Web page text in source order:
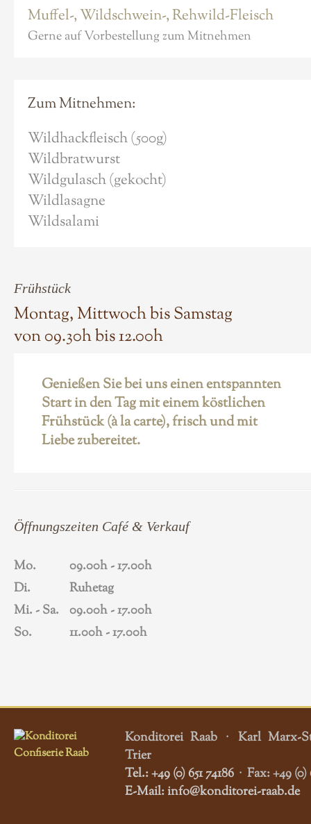
Muffel-, Wildschwein-, Rehwild-Fleisch
Gerne auf Vorbestellung zum Mitnehmen
Zum Mitnehmen:
Wildhackfleisch (500g)
Wildbratwurst
Wildgulasch (gekocht)
Wildlasagne
Wildsalami
Frühstück
Montag, Mittwoch bis Samstag
von 09.30h bis 12.00h
Genießen Sie bei uns einen entspannten
Start in den Tag mit einemköstlichen
Frühstück(à la carte), frisch und mit
Liebe zubereitet.
Öffnungszeiten Café & Verkauf
Mo.
09.00h - 17.00h
Di.
Ruhetag
Mi. - Sa.
09.00h - 17.00h
So.
11.00h - 17.00h
Konditorei Raab · Karl Marx-
Trier
Tel.: +49 (0) 651 74186 · Fax: +49 (0)
E-Mail: info@konditorei-raab.de